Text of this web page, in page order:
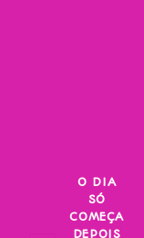
O DIA
SÓ
COMEÇA
DEPOIS